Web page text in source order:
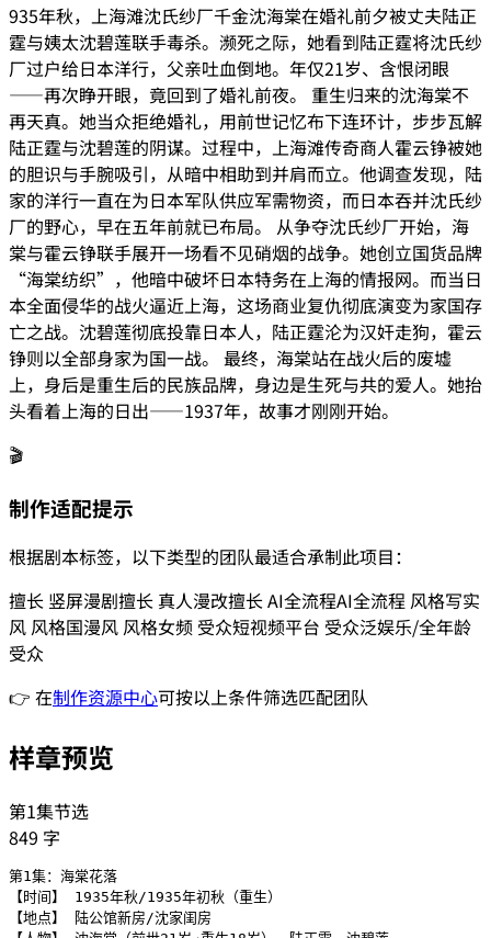
935年秋，上海滩沈氏纱厂千金沈海棠在婚礼前夕被丈夫陆正
霆与姨太沈碧莲联手毒杀。濒死之际，她看到陆正霆将沈氏纱
厂过户给日本洋行，父亲吐血倒地。年仅21岁、含恨闭眼
——再次睁开眼，竟回到了婚礼前夜。 重生归来的沈海棠不
再天真。她当众拒绝婚礼，用前世记忆布下连环计，步步瓦解
陆正霆与沈碧莲的阴谋。过程中，上海滩传奇商人霍云铮被她
的胆识与手腕吸引，从暗中相助到并肩而立。他调查发现，陆
家的洋行一直在为日本军队供应军需物资，而日本吞并沈氏纱
厂的野心，早在五年前就已布局。 从争夺沈氏纱厂开始，海
棠与霍云铮联手展开一场看不见硝烟的战争。她创立国货品牌
“海棠纺织”，他暗中破坏日本特务在上海的情报网。而当日
本全面侵华的战火逼近上海，这场商业复仇彻底演变为家国存
亡之战。沈碧莲彻底投靠日本人，陆正霆沦为汉奸走狗，霍云
铮则以全部身家为国一战。 最终，海棠站在战火后的废墟
上，身后是重生后的民族品牌，身边是生死与共的爱人。她抬
头看着上海的日出——1937年，故事才刚刚开始。
🎬
制作适配提示
根据剧本标签，以下类型的团队最适合承制此项目：
擅长 竖屏漫剧擅长 真人漫改擅长AI全流程AI全流程 风格写实
风 风格国漫风 风格女频 受众短视频平台 受众泛娱乐/全年龄
受众
👉 在制作资源中心可按以上条件筛选匹配团队
样章预览
第1集节选
849 字
第1集：海棠花落
【时间】 1935年秋/1935年初秋（重生）
【地点】 陆公馆新房/沈家闺房